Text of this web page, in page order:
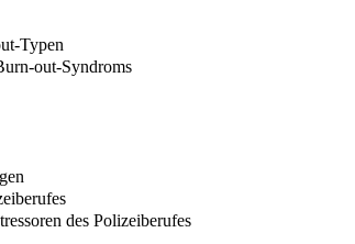
Typen
out-Syndroms
des Polizeiberufes